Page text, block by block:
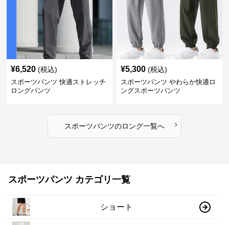
¥6,520 (税込)
スポーツパンツ 快適ストレッチ
ロングパンツ
¥5,300 (税込)
スポーツパンツ やわらか快適ロ
ングスポーツパンツ
スポーツパンツのロング一覧へ ›
スポーツパンツ カテゴリ一覧
ショート